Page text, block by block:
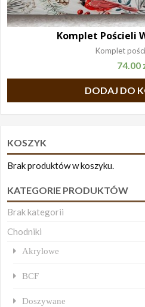
Komplet Pościeli
Komplet
74.00
DODAJ DO
KOSZYK
Brak produktów w koszyku.
KATEGORIE PRODUKTÓW
Brak kategorii
Chodniki
Akrylowe
BCF
Doszywane